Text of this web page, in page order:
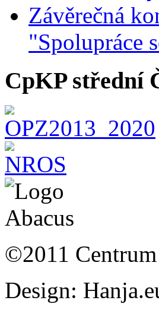
Závěrečná
"Spolupráce
CpKP střední
©2011
Design: